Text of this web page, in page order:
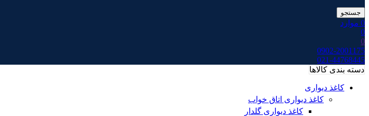
جستجو
0 موارد
0
0
0902-2001175
021-44768445
دسته بندی کالاها
کاغذ دیواری
کاغذ دیواری اتاق خواب
کاغذ دیواری گلدار